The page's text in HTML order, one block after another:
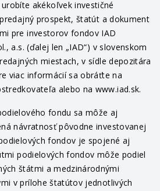
akékoľvek investičné
prospekt, štatút a dokument
pre investorov fondov IAD
a.s. (ďalej len „IAD“) v slovenskom
miestach, v sídle depozitára
viac informácií sa obráťte na
alebo na www.iad.sk.
fondu sa môže aj
návratnosť pôvodne investovanej
fondov je spojené aj
podielových fondov môže podiel
štátmi a medzinárodnými
v prílohe štatútov jednotlivých